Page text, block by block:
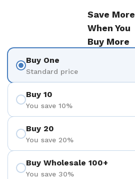
Save More
When You
Buy More
Buy One
Standard price
Buy 10
You save 10%
Buy 20
You save 20%
Buy Wholesale 100+
You save 30%